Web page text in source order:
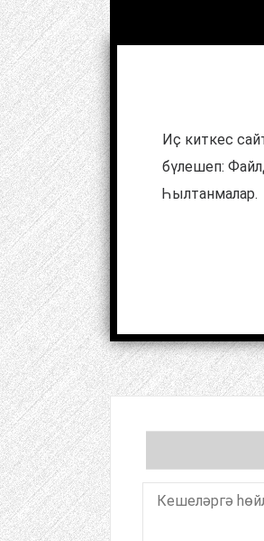
Иҫ киткес
бүлешеп:
Һылтанмалар.